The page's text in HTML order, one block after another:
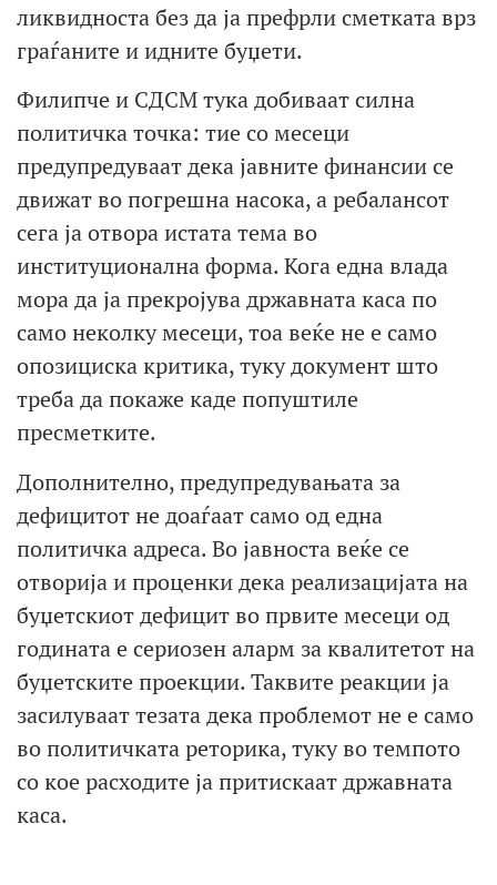
ликвидноста без да ја префрли сметката врз
граѓаните и идните буџети.
Филипче и СДСМ тука добиваат силна
политичка точка: тие со месеци
предупредуваат дека јавните финансии се
движат во погрешна насока, а ребалансот
сега ја отвора истата тема во
институционална форма. Кога една влада
мора да ја прекројува државната каса по
само неколку месеци, тоа веќе не е само
опозициска критика, туку документ што
треба да покаже каде попуштиле
пресметките.
Дополнително, предупредувањата за
дефицитот не доаѓаат само од една
политичка адреса. Во јавноста веќе се
отворија и проценки дека реализацијата на
буџетскиот дефицит во првите месеци од
годината е сериозен аларм за квалитетот на
буџетските проекции. Таквите реакции ја
засилуваат тезата дека проблемот не е само
во политичката реторика, туку во темпото
со кое расходите ја притискаат државната
каса.